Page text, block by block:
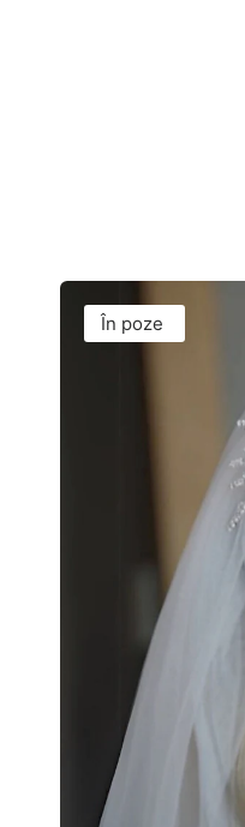
În poze